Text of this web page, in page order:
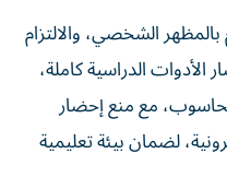
الشخصي، والالتزام
الأدوات الدراسية كاملة،
مع منع إحضار
لضمان بيئة تعليمية